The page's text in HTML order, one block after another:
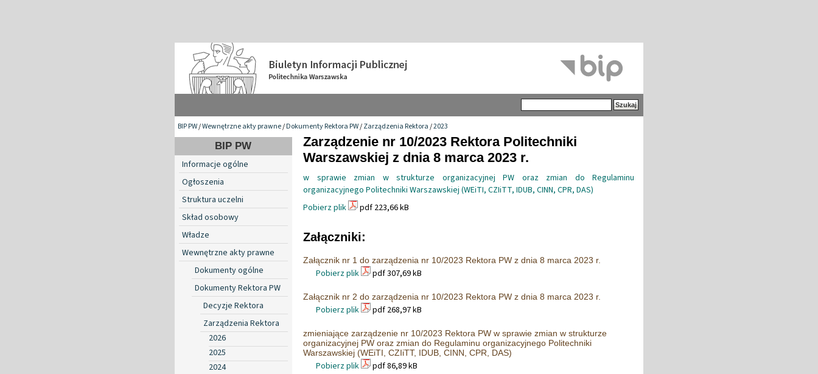
BIP PW/Wewnętrzne akty prawne/Dokumenty Rektora PW/Zarządzenia Rektora/2023
BIP PW
Informacje ogólne
Ogłoszenia
Struktura uczelni
Skład osobowy
Władze
Wewnętrzne akty prawne
Dokumenty ogólne
Dokumenty Rektora PW
Decyzje Rektora
Zarządzenia Rektora
2026
2025
2024
Zarządzenie nr 10/2023 Rektora Politechniki
Warszawskiej z dnia 8 marca 2023 r.
w sprawie zmian w strukturze organizacyjnej PW oraz zmian do Regulaminu
organizacyjnego Politechniki Warszawskiej (WEiTI, CZIiTT, IDUB, CINN, CPR, DAS)
Pobierz plik
pdf 223,66 kB
Załączniki:
Załącznik nr 1 do zarządzenia nr 10/2023 Rektora PW z dnia 8 marca 2023 r.
Pobierz plik pdf 307,69 kB
Załącznik nr 2 do zarządzenia nr 10/2023 Rektora PW z dnia 8 marca 2023 r.
Pobierz plik pdf 268,97 kB
zmieniające zarządzenie nr 10/2023 Rektora PW w sprawie zmian w strukturze
organizacyjnej PW oraz zmian do Regulaminu organizacyjnego Politechniki
Warszawskiej (WEiTI, CZIiTT, IDUB, CINN, CPR, DAS)
Pobierz plik pdf 86,89 kB